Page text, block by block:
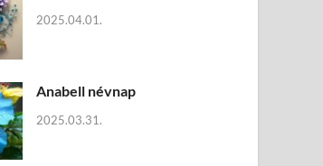
2025.04.01.
Anabell névnap
2025.03.31.